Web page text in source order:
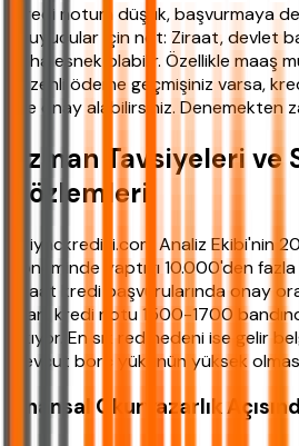
"Kredi notum düşük, başvurmaya
okuyucular için not: Ziraat, devlet
daha esnek olabilir. Özellikle maaş
düzenli ödeme geçmişiniz varsa,
bile onay alabilirsiniz. Denemekten
Uzman Tavsiyeleri ve
Gözlemleri
ihtiyackredisi.com Analiz Ekibi'nin
döneminde yaptığı 10.000'den
Ziraat kredi başvurularında onay
oran, kredi notu 1500-1700
çıkıyor. En sık red nedeni ise gelir
mevcut borç yükünün yüksek
Finansal Okuryazarlık